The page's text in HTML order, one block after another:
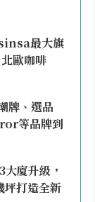
最大旗
歐咖啡
牌、選品
等品牌到
廈升級，
坪打造全新